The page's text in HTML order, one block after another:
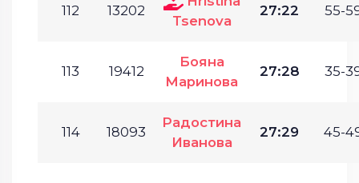
112 13202
Tsenova
27:22 55-
113 19412
Бояна
Маринова
27:28 35-
114 18093
Радостина
Иванова
27:29 45-